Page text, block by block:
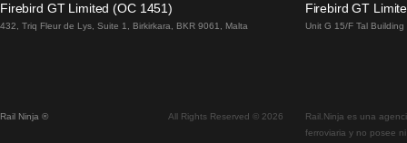
Tren De Barcelona A Madrid Tren De Madrid A
Tren De Madrid A Sevilla Tren De Sevilla A
Firebird GT Limited (OC 1451)
432, Triq Fleur de Lys, Suite 1, Birkirkara, BKR 9061, Malta
Firebird GT
Unit G 15/F Tal
Rail Ninja ® All Rights Reserved © 2026
Rail.Ninja es una
ferroviaria y no posee